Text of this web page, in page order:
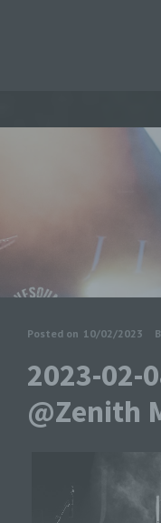
Posted on 10/02/2023
2023-02-
@Zenith